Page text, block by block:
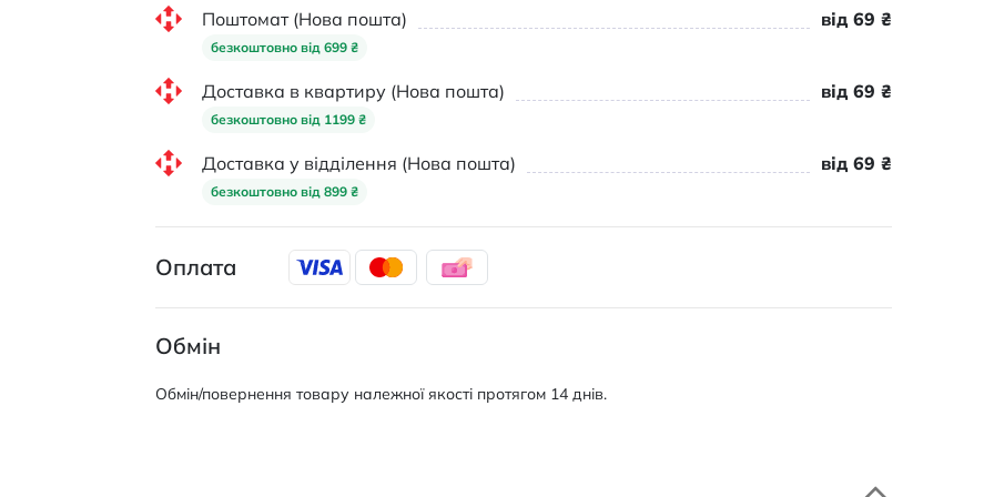
Поштомат (Нова пошта)
безкоштовно від 699 ₴
від 69 ₴
Доставка в квартиру (Нова пошта)
безкоштовно від 1199 ₴
від 69 ₴
Доставка у відділення (Нова пошта)
безкоштовно від 899 ₴
від 69 ₴
Оплата
Обмін
Обмін/повернення товару належної якості протягом 14 днів.